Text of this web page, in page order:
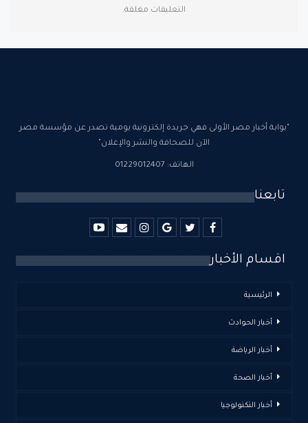
التعليقات مغلقة.
"بوابة أخبار مصر الأولى فهي جريدة إلكترونية يومية تصدر عن مؤسسة مصر
الآن للصحافة والنشر والإعلان"
الهاتف: 01229012407
تابعنا
اقسام الأخبار
الرئيسية
أخبار الحوادث
أخبار الرياضة
أخبار الصحة
أخبار التكنولوجيا